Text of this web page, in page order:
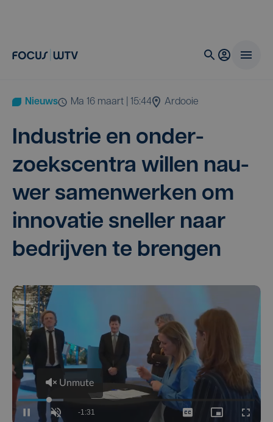
Nieuws ma 16 maart | 15:44 Ardooie
Indu­strie en onder­
zoeks­cen­tra wil­len nau­
wer samen­wer­ken om
inno­va­tie snel­ler naar
bedrij­ven te brengen